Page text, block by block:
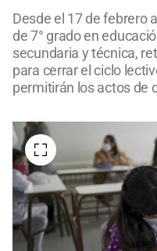
Desde el 17 de febrero
de 7° grado en
secundaria y técnica,
para cerrar el ciclo
permitirán los actos de